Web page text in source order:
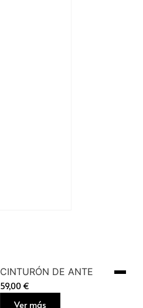
CINTURÓN DE ANTE
59,00 €
Ver más